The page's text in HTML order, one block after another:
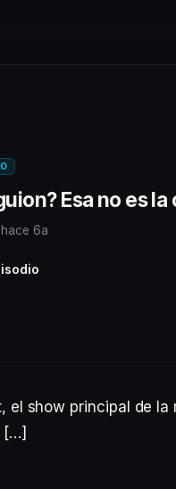
Esa no es
6a
el show principal de la
[…]